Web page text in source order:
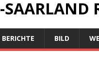
SAARLAND
BILD